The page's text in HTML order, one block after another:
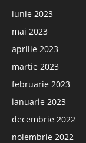
iunie 2023
mai 2023
aprilie 2023
martie 2023
februarie 2023
ianuarie 2023
decembrie 2022
noiembrie 2022